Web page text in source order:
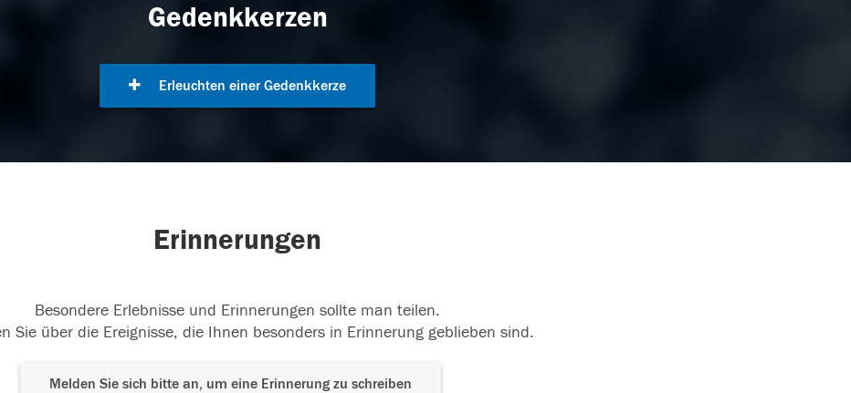
Gedenkkerzen
Erleuchten einer Gedenkkerze
Erinnerungen
Besondere Erlebnisse und Erinnerungen sollte man teilen.
Sie über die Ereignisse, die Ihnen besonders in Erinnerung geblieben sind.
Melden Sie sich bitte an, um eine Erinnerung zu schreiben